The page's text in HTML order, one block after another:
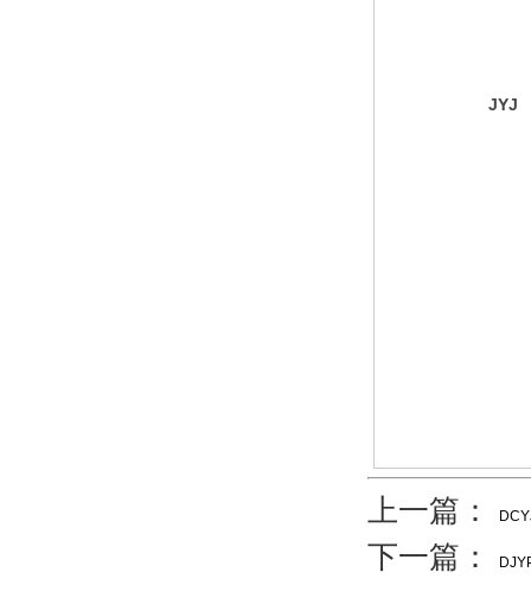
JYJ
上一篇：
下一篇：